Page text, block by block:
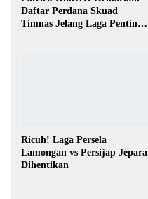
Daftar Perdana Skuad
Timnas Jelang Laga Penting
Ricuh! Laga Persela
Lamongan vs Persijap Jepara
Dihentikan